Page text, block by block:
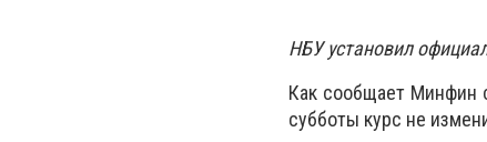
НБУ установил
Как сообщает Минфин
субботы курс не